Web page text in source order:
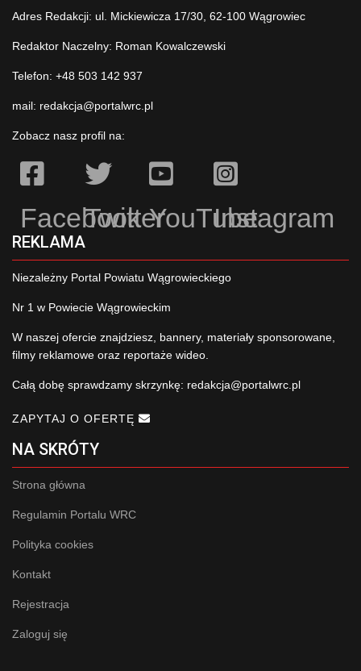
Adres Redakcji: ul. Mickiewicza 17/30, 62-100 Wągrowiec
Redaktor Naczelny: Roman Kowalczewski
Telefon: +48 503 142 937
mail: redakcja@portalwrc.pl
Zobacz nasz profil na:
Facebook
TwitterYouTubeInstagram
REKLAMA
Niezależny Portal Powiatu Wągrowieckiego
Nr 1 w Powiecie Wągrowieckim
W naszej ofercie znajdziesz, bannery, materiały sponsorowane,
filmy reklamowe oraz reportaże wideo.
Całą dobę sprawdzamy skrzynkę: redakcja@portalwrc.pl
ZAPYTAJ O OFERTĘ
NA SKRÓTY
Strona główna
Regulamin Portalu WRC
Polityka cookies
Kontakt
Rejestracja
Zaloguj się